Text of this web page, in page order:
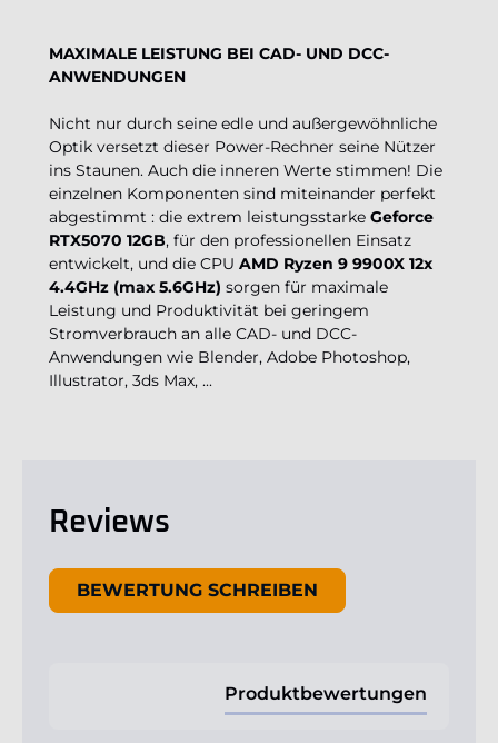
MAXIMALE LEISTUNG BEI CAD- UND DCC-
ANWENDUNGEN
Nicht nur durch seine edle und außergewöhnliche
Optik versetzt dieser Power-Rechner seine Nützer
ins Staunen. Auch die inneren Werte stimmen! Die
einzelnen Komponenten sind miteinander perfekt
abgestimmt : die extrem leistungsstarke Geforce
RTX5070 12GB, für den professionellen Einsatz
entwickelt, und die CPU AMD Ryzen 9 9900X 12x
4.4GHz (max 5.6GHz) sorgen für maximale
Leistung und Produktivität bei geringem
Stromverbrauch an alle CAD- und DCC-
Anwendungen wie Blender, Adobe Photoshop,
Illustrator, 3ds Max, ...
Reviews
BEWERTUNG SCHREIBEN
Produktbewertungen
New content loaded